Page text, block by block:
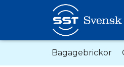
Bagagebrickor